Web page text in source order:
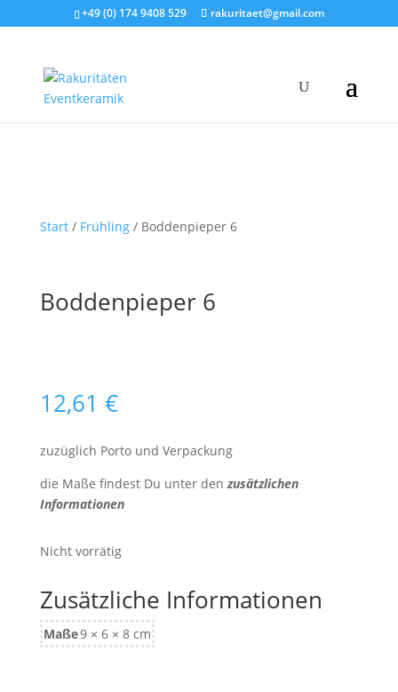
+49 (0) 174 9408 529 rakuritaet@gmail.com
Start/ Frühling/ Boddenpieper 6
Boddenpieper 6
12,61 €
zuzüglich Porto und Verpackung
die Maße findest Du unter denzusätzlichen
Informationen
Nicht vorrätig
Zusätzliche Informationen
Maße9 × 6 × 8 cm